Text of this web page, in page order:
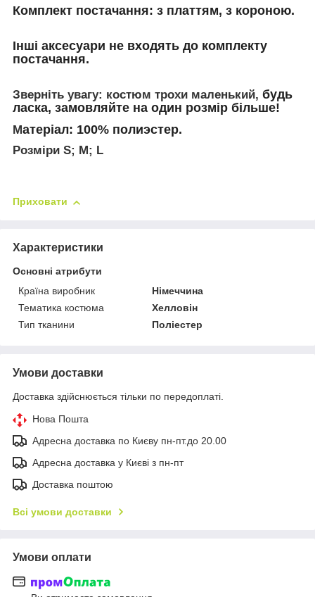
Комплект постачання: з платтям, з короною.
Інші аксесуари не входять до комплекту
постачання.
Зверніть увагу: костюм трохи маленький, будь
ласка, замовляйте на один розмір більше!
Матеріал: 100% полиэстер.
Розміри S; M; L
Приховати
Характеристики
Основні атрибути
Країна виробник
Німеччина
Тематика костюма
Хелловін
Тип тканини
Поліестер
Умови доставки
Доставка здійснюється тільки по передоплаті.
Нова Пошта
Адресна доставка по Києву пн-пт.до 20.00
Адресна доставка у Києві з пн-пт
Доставка поштою
Всі умови доставки
Умови оплати